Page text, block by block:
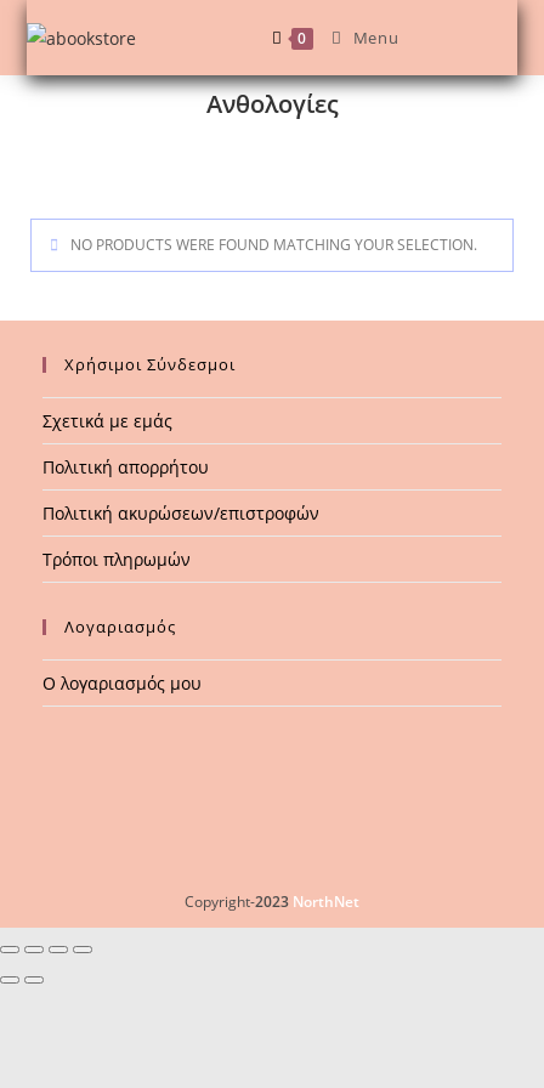
0 Menu
Ανθολογίες
NO PRODUCTS WERE FOUND MATCHING YOUR SELECTION.
Χρήσιμοι Σύνδεσμοι
Σχετικά με εμάς
Πολιτική απορρήτου
Πολιτική ακυρώσεων/επιστροφών
Τρόποι πληρωμών
Λογαριασμός
Ο λογαριασμός μου
Copyright-2023 NorthNet